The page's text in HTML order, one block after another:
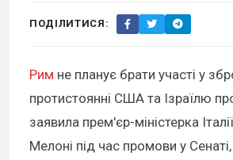
ПОДІЛИТИСЯ:
Рим не планує брати участі у
протистоянні США та Ізраїлю
заявила прем'єр-міністерка
Мелоні під час промови у Сенаті,